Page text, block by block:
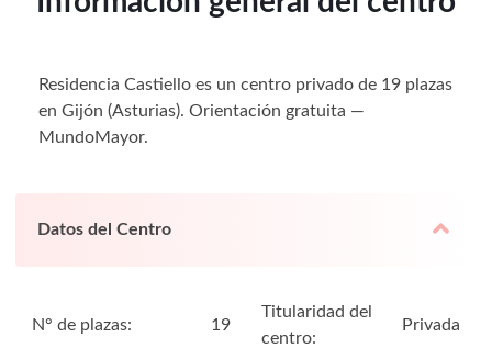
Residencia Castiello es un centro privado de 19 plazas
en Gijón (Asturias). Orientación gratuita —
MundoMayor.
Datos del Centro
N° de plazas: 19
Titularidad del
centro:
Privada